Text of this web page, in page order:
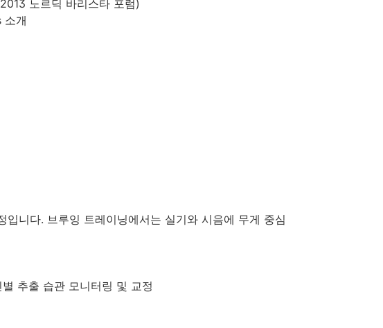
노르딕 바리스타 포럼)
개
니다. 브루잉 트레이닝에서는 실기와 시음에 무게 중심
추출 습관 모니터링 및 교정